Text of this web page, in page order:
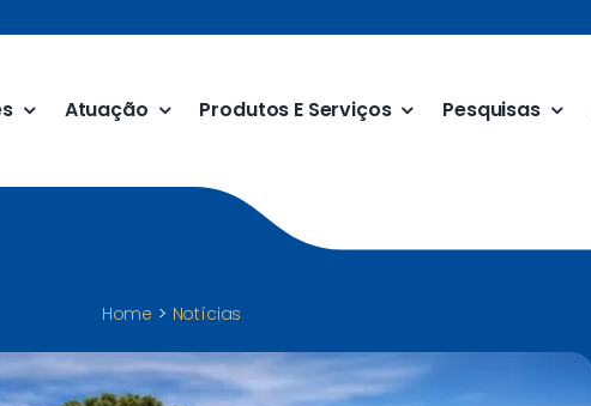
Atuação Produtos E Serviços Pesquisas
Home Notícias